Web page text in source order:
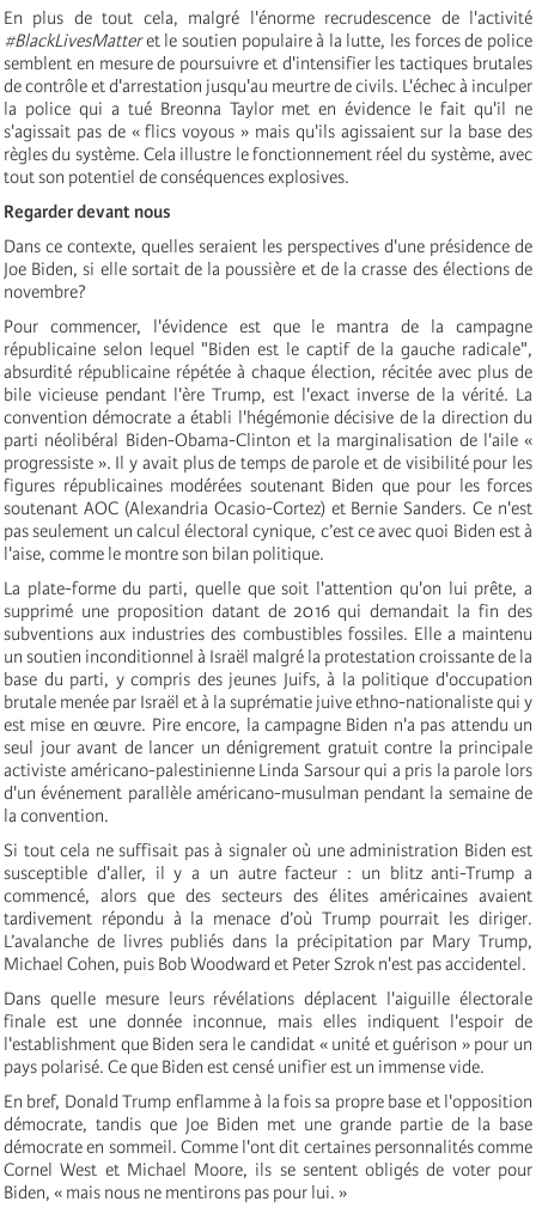
En plus de tout cela, malgré l'énorme recrudescence de l'activité
#BlackLivesMatteret le soutien populaire à la lutte, les forces de police
semblent en mesure de poursuivre et d'intensifier les tactiques brutales
de contrôle et d'arrestation jusqu'au meurtre de civils. L'échec à inculper
la police qui a tué Breonna Taylor met en évidence le fait qu'il ne
s'agissait pas de « flics voyous » mais qu'ils agissaient sur la base des
règles du système. Cela illustre le fonctionnement réel du système, avec
tout son potentiel de conséquences explosives.
Regarder devant nous
Dans ce contexte, quelles seraient les perspectives d'une présidence de
Joe Biden, si elle sortait de la poussière et de la crasse des élections de
novembre?
Pour commencer, l'évidence est que le mantra de la campagne
républicaine selon lequel "Biden est le captif de la gauche radicale",
absurdité républicaine répétée à chaque élection, récitée avec plus de
bile vicieuse pendant l'ère Trump, est l'exact inverse de la vérité. La
convention démocrate a établi l'hégémonie décisive de la direction du
parti néolibéral Biden-Obama-Clinton et la marginalisation de l'aile «
progressiste ». Il y avait plus de temps de parole et de visibilité pour les
figures républicaines modérées soutenant Biden que pour les forces
soutenant AOC (Alexandria Ocasio-Cortez) et Bernie Sanders. Ce n'est
pas seulement un calcul électoral cynique, c’est ce avec quoi Biden est à
l'aise, comme le montre son bilan politique.
La plate-forme du parti, quelle que soit l'attention qu'on lui prête, a
supprimé une proposition datant de 2016 qui demandait la fin des
subventions aux industries des combustibles fossiles. Elle a maintenu
un soutien inconditionnel à Israël malgré la protestation croissante de la
base du parti, y compris des jeunes Juifs, à la politique d'occupation
brutale menée par Israël et à la suprématie juive ethno-nationaliste qui y
est mise en œuvre. Pire encore, la campagne Biden n'a pas attendu un
seul jour avant de lancer un dénigrement gratuit contre la principale
activiste américano-palestinienne Linda Sarsour qui a pris la parole lors
d'un événement parallèle américano-musulman pendant la semaine de
la convention.
Si tout cela ne suffisait pas à signaler où une administration Biden est
susceptible d'aller, il y a un autre facteur : un blitz anti-Trump a
commencé, alors que des secteurs des élites américaines avaient
tardivement répondu à la menace d’où Trump pourrait les diriger.
L’avalanche de livres publiés dans la précipitation par Mary Trump,
Michael Cohen, puis Bob Woodward et Peter Szrok n'est pas accidentel.
Dans quelle mesure leurs révélations déplacent l'aiguille électorale
finale est une donnée inconnue, mais elles indiquent l'espoir de
l'establishment que Biden sera le candidat « unité et guérison » pour un
pays polarisé. Ce que Biden est censé unifier est un immense vide.
En bref, Donald Trump enflamme à la fois sa propre base et l'opposition
démocrate, tandis que Joe Biden met une grande partie de la base
démocrate en sommeil. Comme l'ont dit certaines personnalités comme
Cornel West et Michael Moore, ils se sentent obligés de voter pour
Biden, « mais nous ne mentirons pas pour lui. »